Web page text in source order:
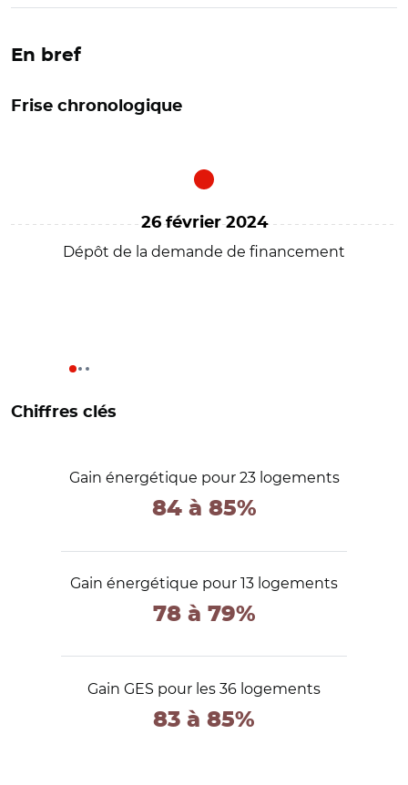
En bref
Frise chronologique
26 février 2024
Dépôt de la demande de financement
Chiffres clés
Gain énergétique pour 23 logements
84 à 85%
Gain énergétique pour 13 logements
78 à 79%
Gain GES pour les 36 logements
83 à 85%